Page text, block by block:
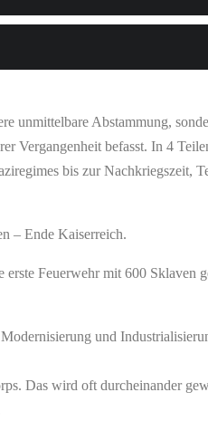
Abstammung,
befasst. In 4
bis zur Nachkriegszeit,
– Ende Kaiserreich.
Feuerwehr mit 600 Sklaven
und
Das wird oft durcheinander